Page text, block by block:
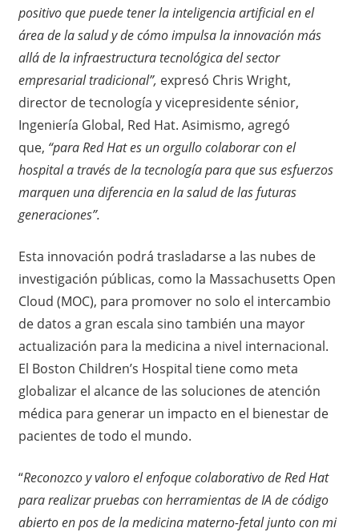
positivo que puede tener la inteligencia artificial en el
área de la salud y de cómo impulsa la innovación más
allá de la infraestructura tecnológica del sector
empresarial tradicional”, expresó Chris Wright,
director de tecnología y vicepresidente sénior,
Ingeniería Global, Red Hat. Asimismo, agregó
que, “para Red Hat es un orgullo colaborar con el
hospital a través de la tecnología para que sus esfuerzos
marquen una diferencia en la salud de las futuras
generaciones”.
Esta innovación podrá trasladarse a las nubes de
investigación públicas, como la Massachusetts Open
Cloud (MOC), para promover no solo el intercambio
de datos a gran escala sino también una mayor
actualización para la medicina a nivel internacional.
El Boston Children’s Hospital tiene como meta
globalizar el alcance de las soluciones de atención
médica para generar un impacto en el bienestar de
pacientes de todo el mundo.
“Reconozco y valoro el enfoque colaborativo de Red Hat
para realizar pruebas con herramientas de IA de código
abierto en pos de la medicina materno-fetal junto con mi